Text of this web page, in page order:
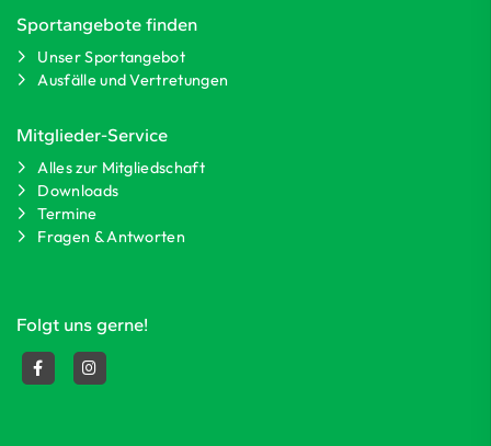
Sportangebote finden
Unser Sportangebot
Ausfälle und Vertretungen
Mitglieder-Service
Alles zur Mitgliedschaft
Downloads
Termine
Fragen & Antworten
Folgt uns gerne!